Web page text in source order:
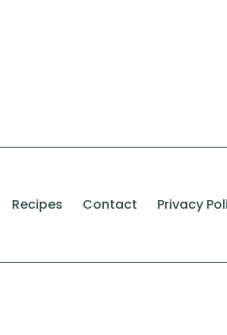
Recipes Contact Privacy